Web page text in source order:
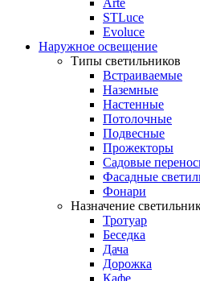
Arte
STLuce
Evoluce
Наружное освещение
Типы светильников
Встраиваемые
Наземные
Настенные
Потолочные
Подвесные
Прожекторы
Садовые
Фасадные
Фонари
Назначение
Тротуар
Беседка
Дача
Дорожка
Кафе